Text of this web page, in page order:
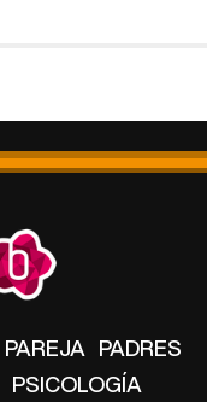
PAREJA PADRES
PSICOLOGÍA